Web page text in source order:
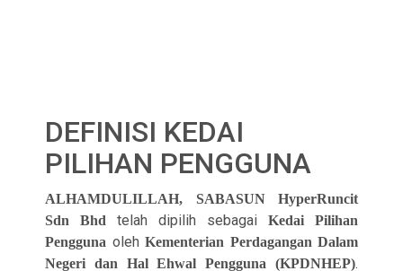
DEFINISI KEDAI
PILIHAN PENGGUNA
ALHAMDULILLAH, SABASUN HyperRuncit
Sdn Bhd
telah dipilih sebagai Kedai Pilihan
Pengguna oleh Kementerian Perdagangan Dalam
Negeri dan Hal Ehwal Pengguna (KPDNHEP).